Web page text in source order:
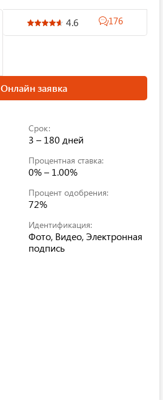
4.6 176
Онлайн заявка
Срок:
3 – 180 дней
Процентная ставка:
0% – 1.00%
Процент одобрения:
72%
Идентификация:
Фото, Видео, Электронная
подпись